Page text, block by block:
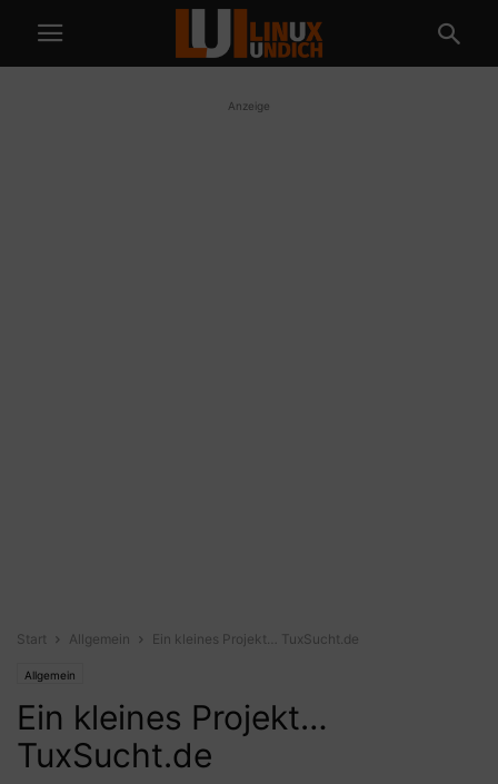
Anzeige
Start Allgemein Ein kleines Projekt… TuxSucht.de
Allgemein
Ein kleines Projekt…
TuxSucht.de